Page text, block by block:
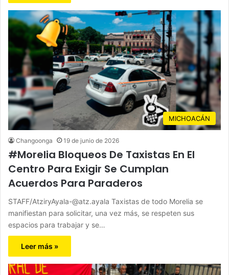
MICHOACÁN
Changoonga 19 de junio de 2026
#Morelia Bloqueos De Taxistas En El
Centro Para Exigir Se Cumplan
Acuerdos Para Paraderos
STAFF/AtziryAyala-@atz.ayala Taxistas de todo Morelia se
manifiestan para solicitar, una vez más, se respeten sus
espacios para trabajar y se…
Leer más »